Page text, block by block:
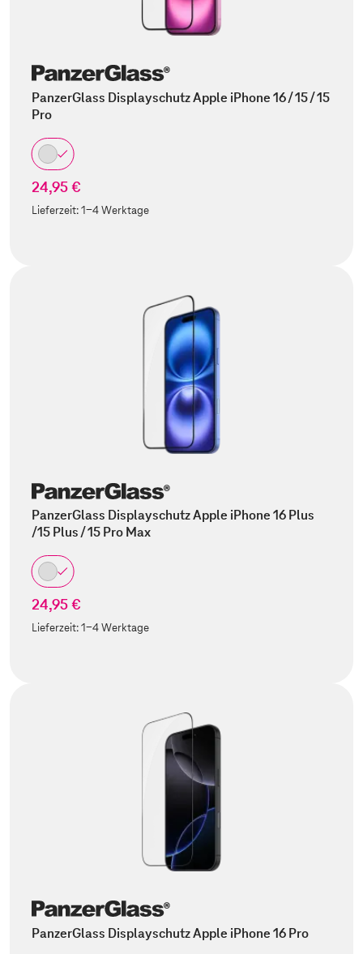
PanzerGlass Displayschutz Apple iPhone 16 / 15 / 15
Pro
24,95 €
Lieferzeit:1-4 Werktage
PanzerGlass Displayschutz Apple iPhone 16 Plus
/15 Plus / 15 Pro Max
24,95 €
Lieferzeit:1-4 Werktage
PanzerGlass Displayschutz Apple iPhone 16 Pro